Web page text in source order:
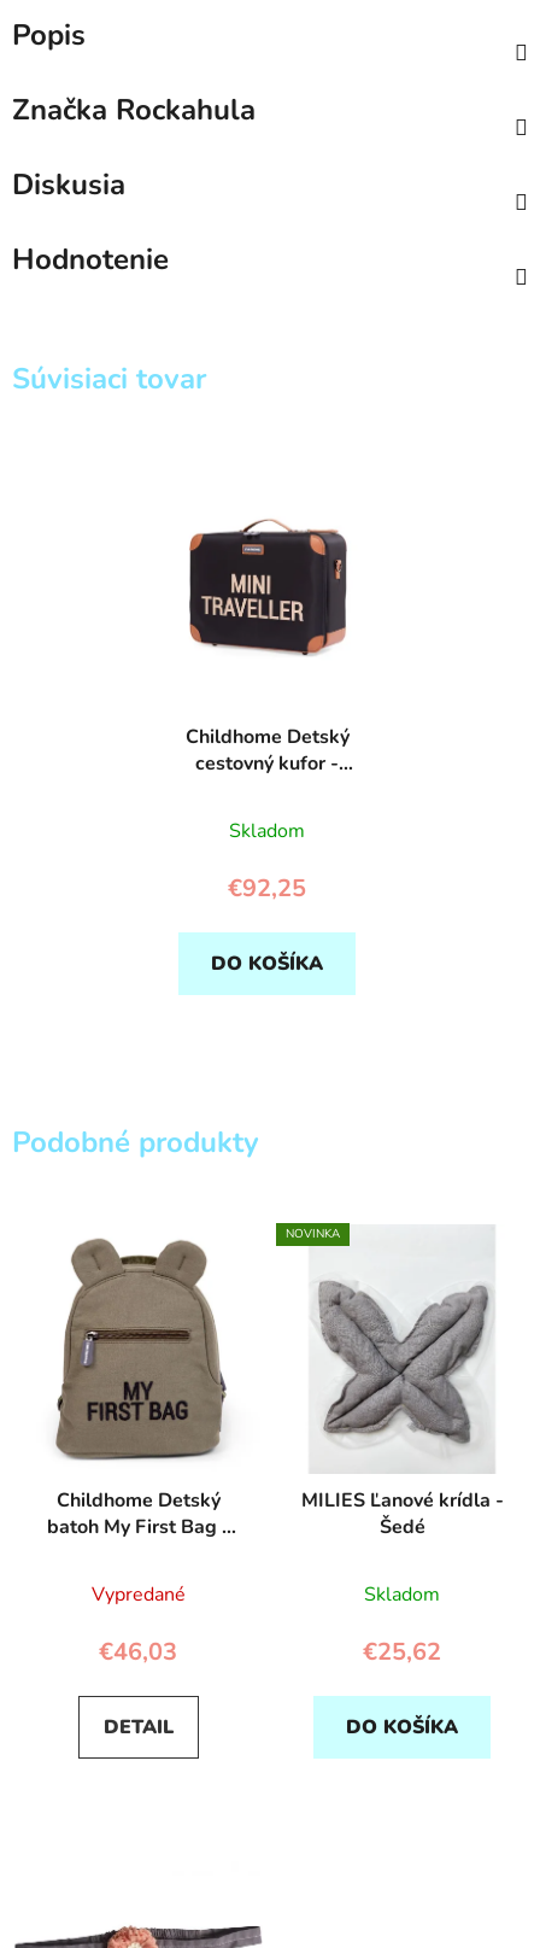
Popis
Značka Rockahula
Diskusia
Hodnotenie
Súvisiaci tovar
Childhome Detský
cestovný kufor -
Skladom
€92,25
DO KOŠÍKA
Podobné produkty
Childhome Detský
batoh My First Bag -
Vypredané
€46,03
DETAIL
NOVINKA
MILIES Ľanové krídla -
Šedé
Skladom
€25,62
DO KOŠÍKA